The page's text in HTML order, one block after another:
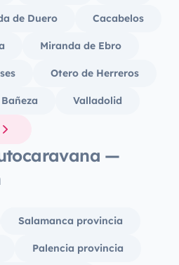
de Duero Cacabelos
Miranda de Ebro
Otero de Herreros
Valladolid
—
Salamanca provincia
Palencia provincia